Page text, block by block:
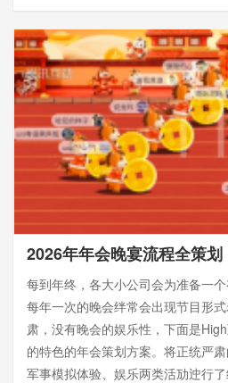
2026年年会晚宴流程全策划
每到年终，各大小公司会为准备一
每年一次的晚会绊常会出现节目形
肃，没有晚会的娱乐性，下面是
的特色的年会策划方案。将正统严
军事模拟体验、娱乐两类活劢迚行了